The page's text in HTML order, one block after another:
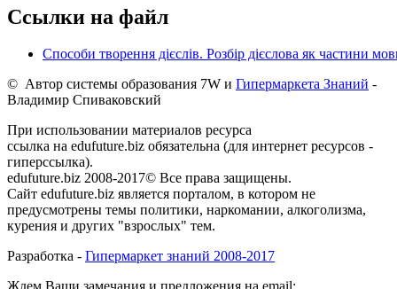
Ссылки на файл
Способи творення дієслів. Розбір дієслова як частини
© Автор системы образования 7W и Гипермаркета Знаний -
Владимир Спиваковский
При использовании материалов ресурса
ссылка на edufuture.biz обязательна (для интернет ресурсов -
гиперссылка).
edufuture.biz 2008-2017© Все права защищены.
Сайт edufuture.biz является порталом, в котором не
предусмотрены темы политики, наркомании, алкоголизма,
курения и других "взрослых" тем.
Разработка - Гипермаркет знаний 2008-2017